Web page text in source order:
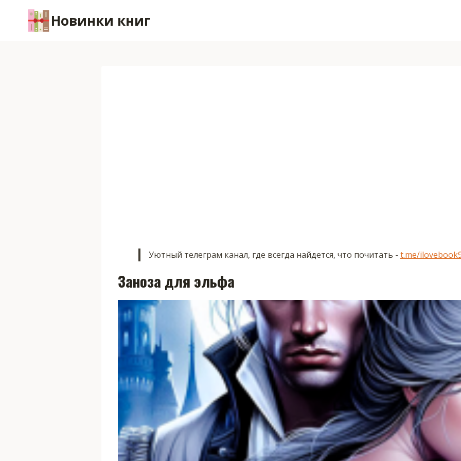
содержимому
Новинки книг
Уютный телеграм канал, где всегда найдется, что почитать - t.me/
Заноза для эльфа